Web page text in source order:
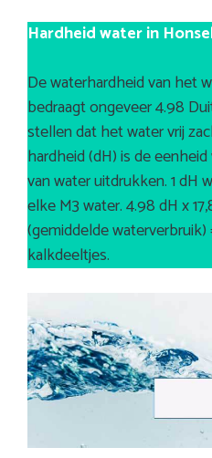
Hardheid water in
De waterhardheid van het
bedraagt ongeveer 4.98
stellen dat het water vrij
hardheid (dH) is de
van water uitdrukken. 1 dH
elke M3 water. 4.98 dH x
(gemiddelde waterverbruik)
kalkdeeltjes.